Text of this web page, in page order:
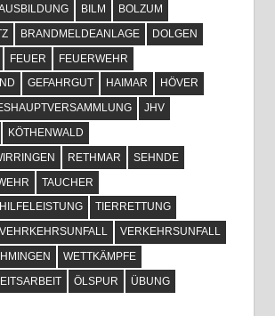
BILM
BOLZUM
BRANDMELDEANLAGE
DOLGEN
FEUER
FEUERWEHR
GEFAHRGUT HAIMAR
HÖVER
JHV
KÖTHENWALD
RETHMAR
SEHNDE
TAUCHER
TIERRETTUNG
VEHRKEHRSUNFALL
VERKEHRSUNFALL
WETTKÄMPFE
ÖLSPUR ÜBUNG